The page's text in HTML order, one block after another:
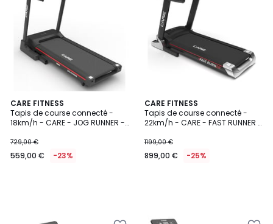
CARE FITNESS
Tapis de course connecté -
18km/h - CARE - JOG RUNNER -
€
au
729,00 €
559,00 € -23%
CARE FITNESS
Tapis de course connecté -
22km/h - CARE - FAST RUNNER -
1199,00 €
899,00 € -25%